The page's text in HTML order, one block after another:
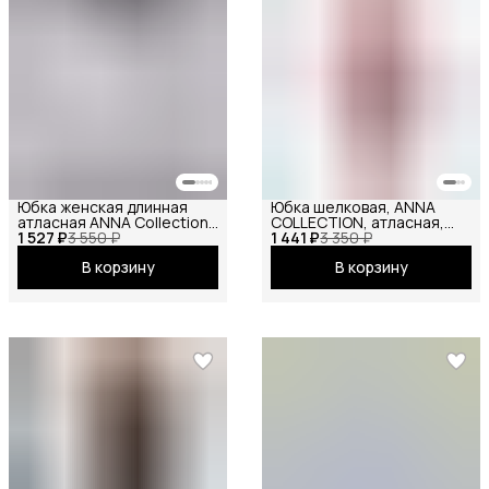
1 527 ₽3 550 ₽
Юбка женская длинная
атласная ANNA Collection
миди макси на резинке
весенняя
В корзину
1 441 ₽3 350 ₽
Юбка шелковая, ANNA
COLLECTION, атласная,
летняя, праздничная,
повседневная, офисная,
школьная на резинке миди
В корзину